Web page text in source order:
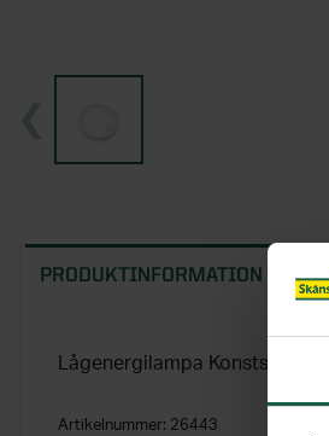
PRODUKTINFORMATION
Lågenergilampa Konstsmide
Artikelnummer: 26443